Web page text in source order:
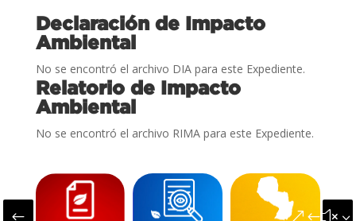
Declaración de Impacto
Ambiental
No se encontró el archivo DIA para este Expediente.
Relatorio de Impacto
Ambiental
No se encontró el archivo RIMA para este Expediente.
#